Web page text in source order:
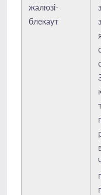
жалюзі-
блекаут